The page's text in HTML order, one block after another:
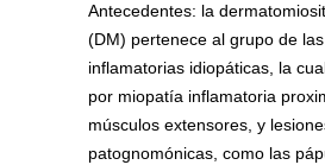
Antecedentes: la
(DM) pertenece al grupo de
inflamatorias idiopáticas, la
por miopatía inflamatoria
músculos extensores, y
patognomónicas, como las